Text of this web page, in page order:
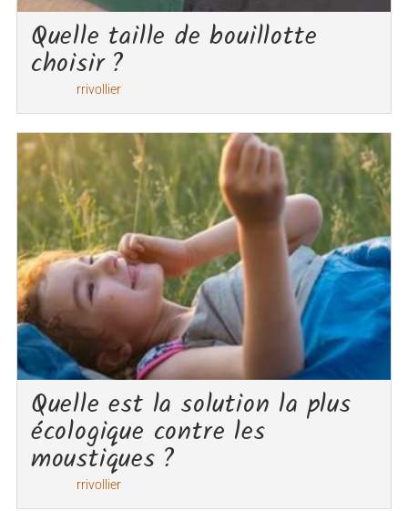
Quelle taille de bouillotte
choisir ?
rrivollier
Quelle est la solution la plus
écologique contre les
moustiques ?
rrivollier